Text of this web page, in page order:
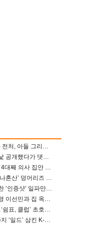
‘17억 빚잔치’ 김구라 전처, 아들 그리는 “나 뿐인데” 친엄마 챙기는 효심 눈길
여에스더, 예능서 민낯 공개했다가 댓글에 충격 “눈 왜 저렇게 처졌냐고”(에스더TV)
‘중증외상센터’ 하영, 4대째 의사 집안 인증 “증조부, 고종 황제 진료”(옥문아)[어제TV]
박나래 이장우 떠난 ‘나혼산’ 덩어리즈 왔다, 1인 1케이크에 팜유 전현무 충격[어제TV]
아이유, 전남친 소환한 ‘인증샷’ 일파만파 속…남사친 변우석 선물도 남겼나 ‘훈훈’
건물주 구성환, 김신영 이선민과 집 옥상서 41만원 한우 파티 “화력이 성화봉송”(나혼산)
유재석이 달라졌다…‘쉼표, 클럽’ 초호화 코스에 주우재도 감탄 (놀면 뭐하니?)
정일우부터 채종협까지 ‘일드’ 삼킨 K-배우들의 매서운 돌풍